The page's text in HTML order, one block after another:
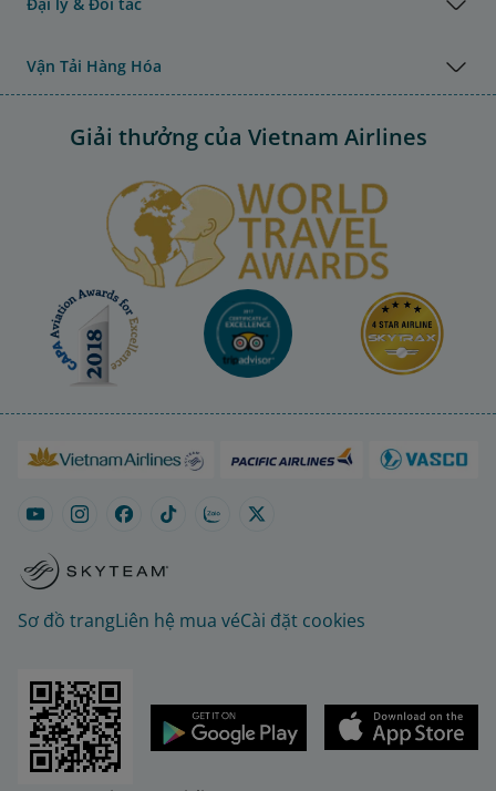
Vận Tải Hàng Hóa
Giải thưởng của Vietnam Airlines
Sơ đồ trangLiên hệ mua véCài đặt cookies